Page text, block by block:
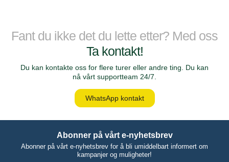
Fant du ikke det du lette etter? Med oss
Ta kontakt!
Du kan kontakte oss for flere turer eller andre ting. Du kan
nå vårt supportteam 24/7.
WhatsApp kontakt
Abonner på vårt e-nyhetsbrev
Abonner på vårt e-nyhetsbrev for å bli umiddelbart informert om
kampanjer og muligheter!